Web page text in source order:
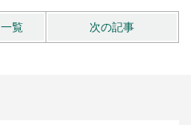
一覧 次の記事